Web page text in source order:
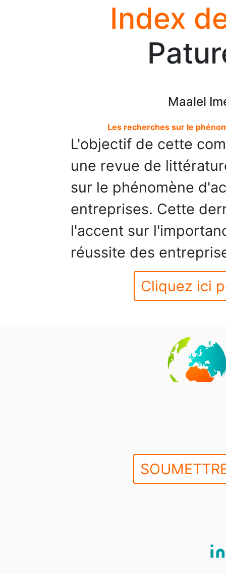
Index
Maalel
Les recherches sur le
L'objectif de cette
une revue de
sur le phénomène
entreprises. Cette
l'accent sur
réussite des
Cliquez ici